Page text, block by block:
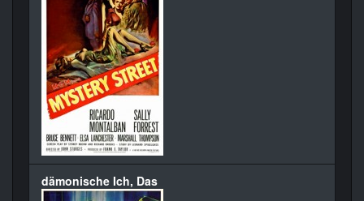
dämonische Ich, Das